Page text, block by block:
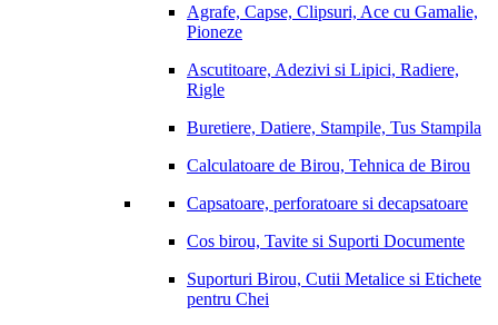
Agrafe, Capse, Clipsuri, Ace cu Gamalie,
Pioneze
Ascutitoare, Adezivi si Lipici, Radiere,
Rigle
Buretiere, Datiere, Stampile, Tus Stampila
Calculatoare de Birou, Tehnica de Birou
Capsatoare, perforatoare si decapsatoare
Cos birou, Tavite si Suporti Documente
Suporturi Birou, Cutii Metalice si Etichete
pentru Chei